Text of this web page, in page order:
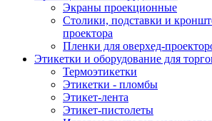
Экраны проекционные
Столики, подставки и
проектора
Пленки для оверхед-
Этикетки и оборудование для
Термоэтикетки
Этикетки - пломбы
Этикет-лента
Этикет-пистолеты